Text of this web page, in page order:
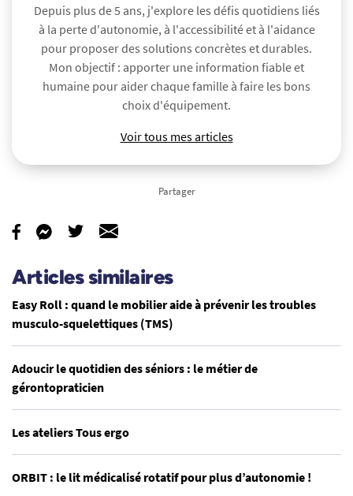
Depuis plus de 5 ans, j'explore les défis quotidiens liés
à la perte d'autonomie, à l'accessibilité et à l'aidance
pour proposer des solutions concrètes et durables.
Mon objectif : apporter une information fiable et
humaine pour aider chaque famille à faire les bons
choix d'équipement.
Voir tous mes articles
Partager
Articles similaires
Easy Roll : quand le mobilier aide à prévenir les troubles
musculo-squelettiques (TMS)
Adoucir le quotidien des séniors : le métier de
gérontopraticien
Les ateliers Tous ergo
ORBIT : le lit médicalisé rotatif pour plus d’autonomie !